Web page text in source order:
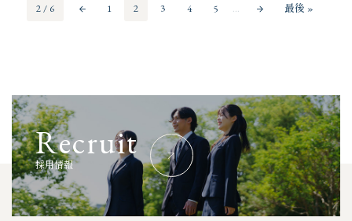
2 / 6 1 2 3 4 5 ... 最後 »
採用情報
Recruit